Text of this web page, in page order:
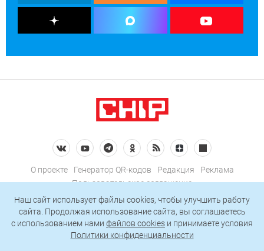
О проекте Генератор QR-кодов Редакция
Реклама
Пользовательское соглашение
Политика конфиденциальности
Подписаться на рассылку
Наш сайт использует файлы cookies, чтобы улучшить работу
сайта. Продолжая использование сайта, вы соглашаетесь
c использованием нами файлов cookies и принимаете условия
Политики конфиденциальности